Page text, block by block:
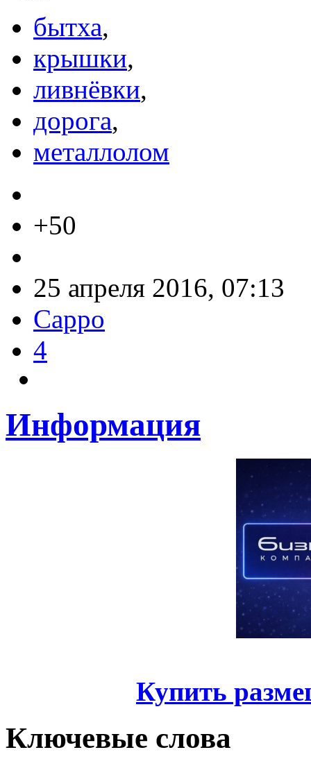
бытха,
крышки,
ливнёвки,
дорога,
металлолом
+50
25 апреля 2016, 07:13
Cappo
4
Информация
Купить
Ключевые слова